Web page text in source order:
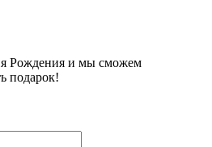
Рождения и мы сможем
подарок!